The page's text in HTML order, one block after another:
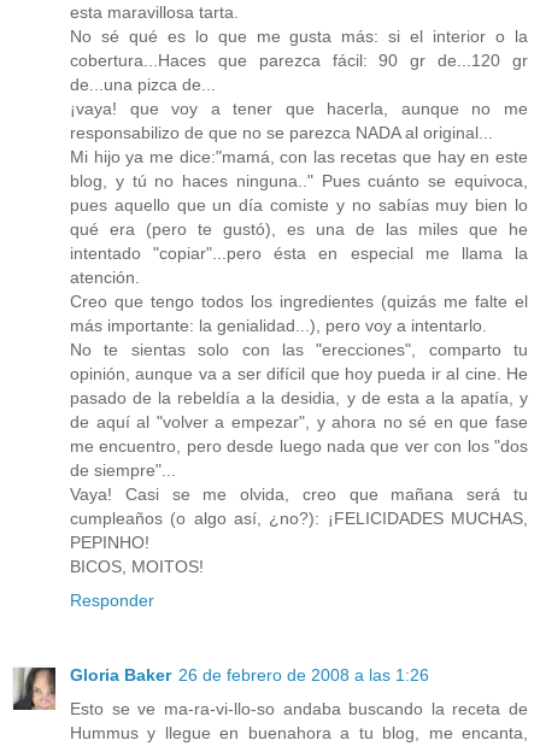
esta maravillosa tarta.
No sé qué es lo que me gusta más: si el interior o la
cobertura...Haces que parezca fácil: 90 gr de...120 gr
de...una pizca de...
¡vaya! que voy a tener que hacerla, aunque no me
responsabilizo de que no se parezca NADA al original...
Mi hijo ya me dice:"mamá, con las recetas que hay en este
blog, y tú no haces ninguna.." Pues cuánto se equivoca,
pues aquello que un día comiste y no sabías muy bien lo
qué era (pero te gustó), es una de las miles que he
intentado "copiar"...pero ésta en especial me llama la
atención.
Creo que tengo todos los ingredientes (quizás me falte el
más importante: la genialidad...), pero voy a intentarlo.
No te sientas solo con las "erecciones", comparto tu
opinión, aunque va a ser difícil que hoy pueda ir al cine. He
pasado de la rebeldía a la desidia, y de esta a la apatía, y
de aquí al "volver a empezar", y ahora no sé en que fase
me encuentro, pero desde luego nada que ver con los "dos
de siempre"...
Vaya! Casi se me olvida, creo que mañana será tu
cumpleaños (o algo así, ¿no?): ¡FELICIDADES MUCHAS,
PEPINHO!
BICOS, MOITOS!
Responder
Gloria Baker 26 de febrero de 2008 a las 1:26
Esto se ve ma-ra-vi-llo-so andaba buscando la receta de
Hummus y llegue en buenahora a tu blog, me encanta,